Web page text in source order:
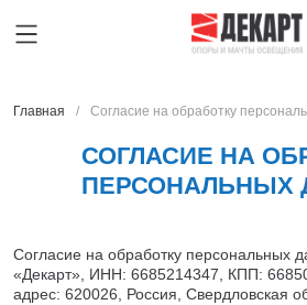
Главная
Производство
Услуги
Закладные
Парковые
Барнаул
Главная Согласие на обработку
СОГЛАСИЕ НА
ПЕРСОНАЛЬНЫХ
Согласие на обработку персональных
«Декарт», ИНН: 6685214347, КПП:
адрес: 620026, Россия, Свердловская